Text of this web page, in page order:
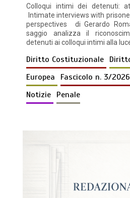
Colloqui intimi dei detenuti:
Intimate interviews with
perspectives di Gerardo
saggio analizza il
detenuti ai colloqui intimi alla
Diritto Costituzionale
Europea
Fascicolo n. 3/2026
Notizie Penale